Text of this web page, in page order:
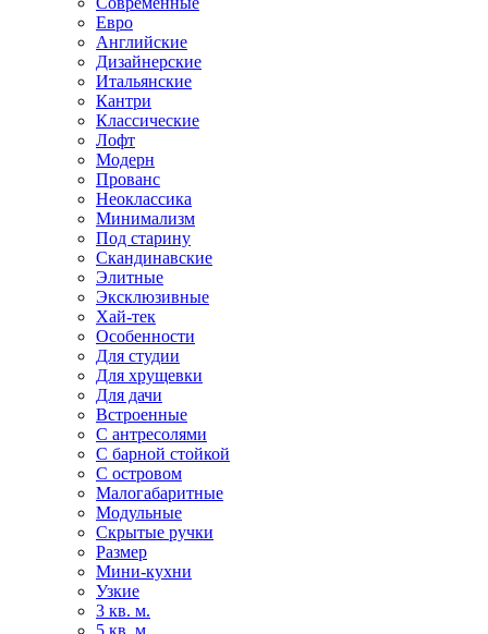
Евро
Английские
Дизайнерские
Итальянские
Кантри
Классические
Лофт
Модерн
Прованс
Неоклассика
Минимализм
Под старину
Скандинавские
Элитные
Эксклюзивные
Хай-тек
Особенности
Для студии
Для хрущевки
Для дачи
Встроенные
С антресолями
С барной стойкой
С островом
Малогабаритные
Модульные
Скрытые ручки
Размер
Мини-кухни
Узкие
3 кв. м.
5 кв. м.